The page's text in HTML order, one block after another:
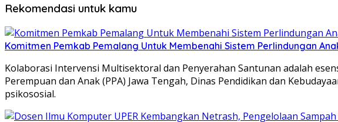
Rekomendasi untuk kamu
Komitmen Pemkab Pemalang Untuk Membenahi Sistem Perlindungan
Kolaborasi Intervensi Multisektoral dan Penyerahan Santunan adalah
Perempuan dan Anak (PPA) Jawa Tengah, Dinas Pendidikan dan
psikososial.